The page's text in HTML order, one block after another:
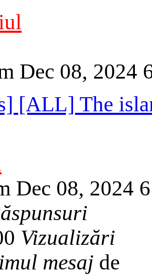
Dec 08, 2024
[ALL] The
Dec 08, 2024
Vizualizări
mesaj de